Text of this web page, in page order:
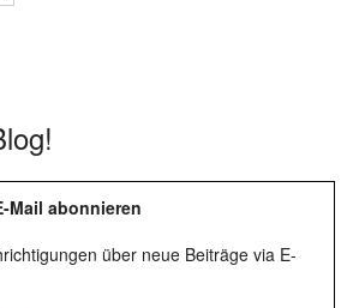
Mail abonnieren
über neue Beiträge via E-